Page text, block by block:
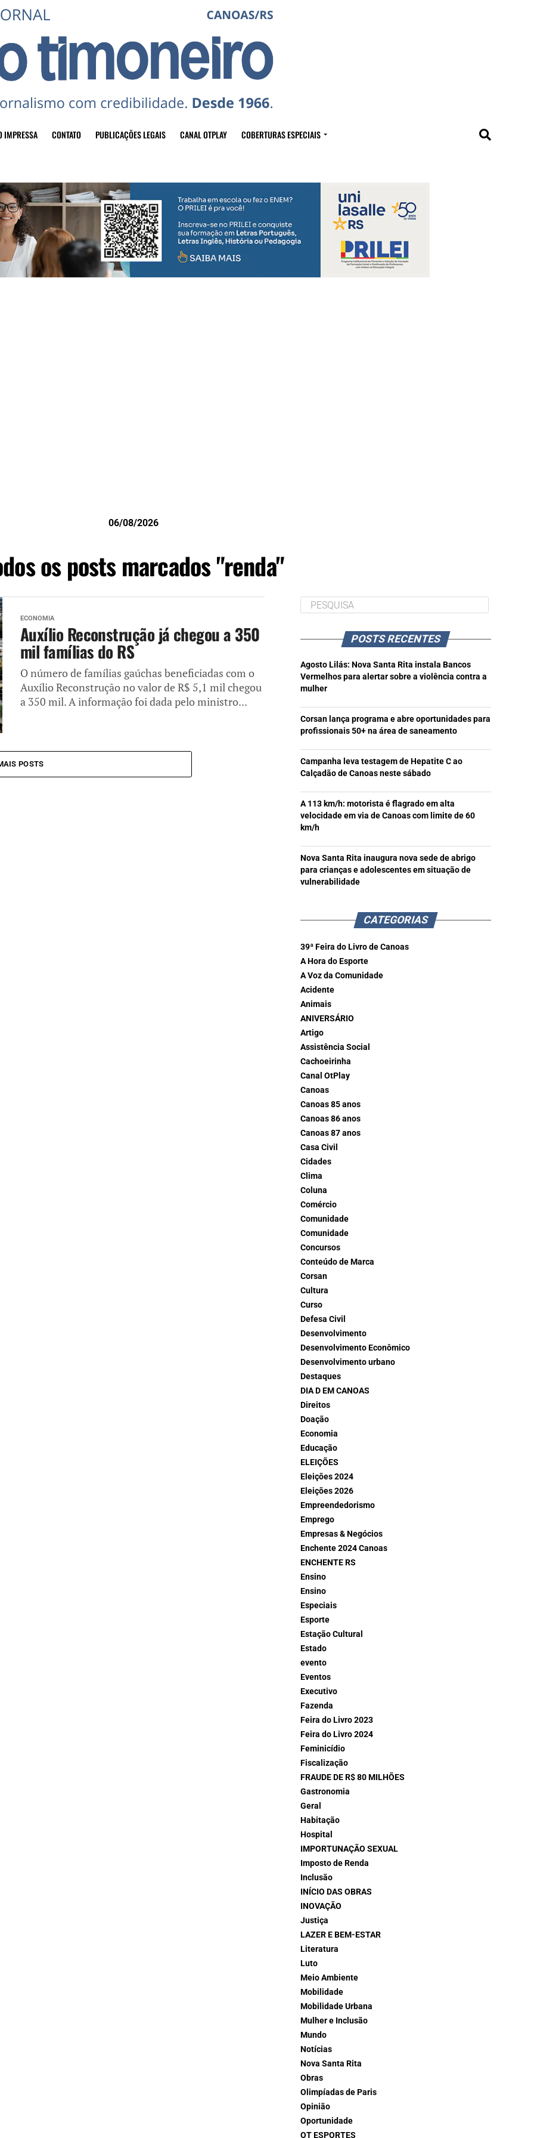
IMPRESSA CONTATO PUBLICAÇÕES LEGAIS CANAL OTPLAY COBERTURAS ESPECIAIS
06/08/2026
os posts marcados "renda"
ECONOMIA
Auxílio Reconstrução já chegou a 350
mil famílias do RS
O número de famílias gaúchas beneficiadas com o
Auxílio Reconstrução no valor de R$ 5,1 mil chegou
a 350 mil. A informação foi dada pelo ministro...
POSTS
POSTS RECENTES
Agosto Lilás: Nova Santa Rita instala Bancos
Vermelhos para alertar sobre a violência contra a
mulher
Corsan lança programa e abre oportunidades para
profissionais 50+ na área de saneamento
Campanha leva testagem de Hepatite C ao
Calçadão de Canoas neste sábado
A 113 km/h: motorista é flagrado em alta
velocidade em via de Canoas com limite de 60
km/h
Nova Santa Rita inaugura nova sede de abrigo
para crianças e adolescentes em situação de
vulnerabilidade
CATEGORIAS
39ª Feira do Livro de Canoas
A Hora do Esporte
A Voz da Comunidade
Acidente
Animais
ANIVERSÁRIO
Artigo
Assistência Social
Cachoeirinha
Canal OtPlay
Canoas
Canoas 85 anos
Canoas 86 anos
Canoas 87 anos
Casa Civil
Cidades
Clima
Coluna
Comércio
Comunidade
Comunidade
Concursos
Conteúdo de Marca
Corsan
Cultura
Curso
Defesa Civil
Desenvolvimento
Desenvolvimento Econômico
Desenvolvimento urbano
Destaques
DIA D EM CANOAS
Direitos
Doação
Economia
Educação
ELEIÇÕES
Eleições 2024
Eleições 2026
Empreendedorismo
Emprego
Empresas & Negócios
Enchente 2024 Canoas
ENCHENTE RS
Ensino
Ensino
Especiais
Esporte
Estação Cultural
Estado
evento
Eventos
Executivo
Fazenda
Feira do Livro 2023
Feira do Livro 2024
Feminicídio
Fiscalização
FRAUDE DE R$ 80 MILHÕES
Gastronomia
Geral
Habitação
Hospital
IMPORTUNAÇÃO SEXUAL
Imposto de Renda
Inclusão
INÍCIO DAS OBRAS
INOVAÇÃO
Justiça
LAZER E BEM-ESTAR
Literatura
Luto
Meio Ambiente
Mobilidade
Mobilidade Urbana
Mulher e Inclusão
Mundo
Notícias
Nova Santa Rita
Obras
Olimpíadas de Paris
Opinião
Oportunidade
OT ESPORTES